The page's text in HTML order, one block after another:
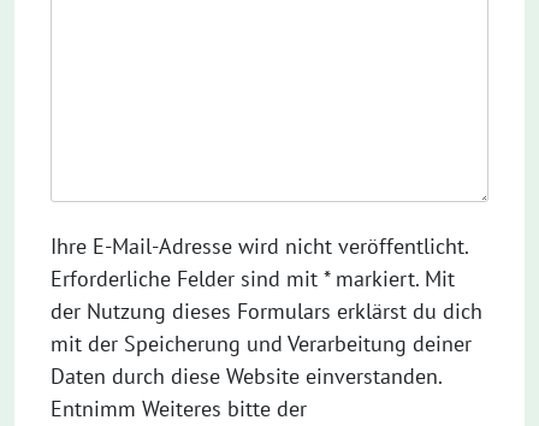
Ihre E-Mail-Adresse wird nicht veröffentlicht.
Erforderliche Felder sind mit * markiert. Mit
der Nutzung dieses Formulars erklärst du dich
mit der Speicherung und Verarbeitung deiner
Daten durch diese Website einverstanden.
Entnimm Weiteres bitte der